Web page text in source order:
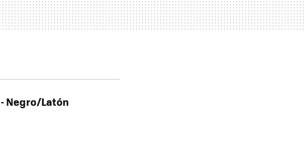
Negro/Latón